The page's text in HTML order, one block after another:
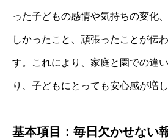
った子どもの感情や気持ちの変化
しかったこと、頑張ったことが伝
す。これにより、家庭と園での違
り、子どもにとっても安心感が増し
基本項目：毎日欠かせない